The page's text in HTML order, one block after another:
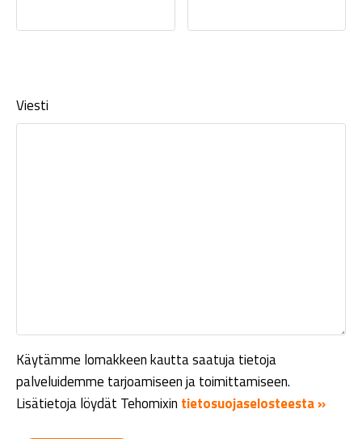
Viesti
Käytämme lomakkeen kautta saatuja tietoja
palveluidemme tarjoamiseen ja toimittamiseen.
Lisätietoja löydät Tehomixin tietosuojaselosteesta »